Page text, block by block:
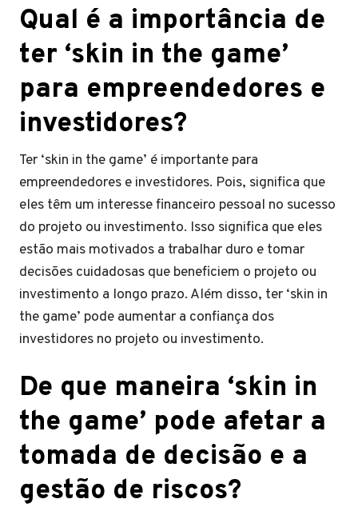
Qual é a importância de
ter ‘skin in the game’
para empreendedores e
investidores?
Ter ‘skin in the game’ é importante para
empreendedores e investidores. Pois, significa que
eles têm um interesse financeiro pessoal no sucesso
do projeto ou investimento. Isso significa que eles
estão mais motivados a trabalhar duro e tomar
decisões cuidadosas que beneficiem o projeto ou
investimento a longo prazo. Além disso, ter ‘skin in
the game’ pode aumentar a confiança dos
investidores no projeto ou investimento.
De que maneira ‘skin in
the game’ pode afetar a
tomada de decisão e a
gestão de riscos?